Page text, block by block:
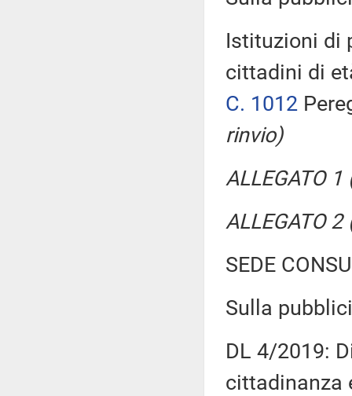
Istituzioni di
cittadini di
C. 1012
rinvio)
ALLEGATO
ALLEGATO
SEDE
Sulla
DL 4/2019:
cittadinanza